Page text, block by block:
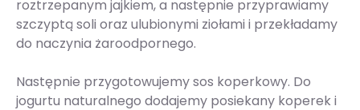
roztrzepanym jajkiem, a następnie przyprawiamy
szczyptą soli oraz ulubionymi ziołami i przekładamy
do naczynia żaroodpornego.
Następnie przygotowujemy sos koperkowy. Do
jogurtu naturalnego dodajemy posiekany koperek i